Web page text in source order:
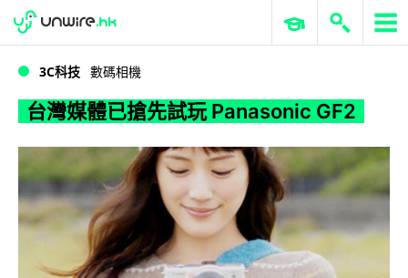
台灣媒體已搶先試玩 Panasonic GF2
WWDC 2026 ERP 與商業 AI
3C科技 數碼相機
台灣媒體已搶先試玩 Panasonic GF2